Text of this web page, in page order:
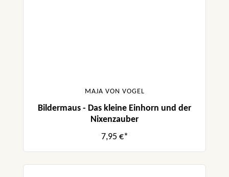
MAJA VON VOGEL
Bildermaus - Das kleine Einhorn und der
Nixenzauber
7,95 €*